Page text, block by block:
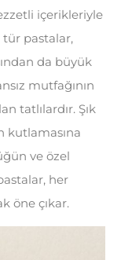
içerikleriyle
tür pastalar,
da büyük
mutfağının
tatlılardır. Şık
kutlamasına
ve özel
her
öne çıkar.